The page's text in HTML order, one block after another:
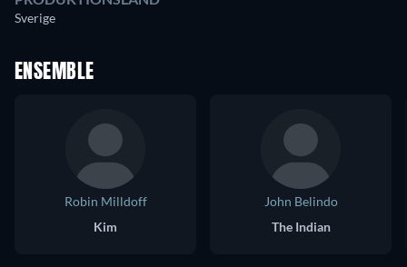
Sverige
ENSEMBLE
Robin Milldoff
Kim
John Belindo
The Indian